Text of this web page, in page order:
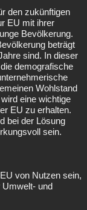
den zukünftigen
EU mit ihrer
Bevölkerung.
beträgt
sind. In dieser
demografische
Wohlstand
eine wichtige
EU zu erhalten.
bei der Lösung
sein.
von Nutzen sein,
Umwelt- und